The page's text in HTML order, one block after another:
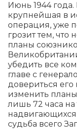
Июнь 1944
крупнейшая в
операция, уже
грозит тем, что
планы
убедить все
главе с
довериться
изменить
лишь 72 часа на
надвигающихся
судьба всего